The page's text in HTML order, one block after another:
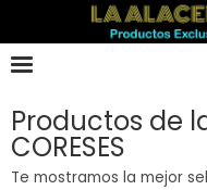
Productos de
CORESES
Te mostramos la mejor